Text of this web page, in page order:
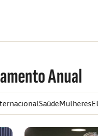
Anual
SaúdeMulheres